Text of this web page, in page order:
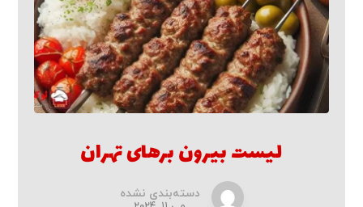
لیست بیرون برهای تهران
دسته‌بندی نشده